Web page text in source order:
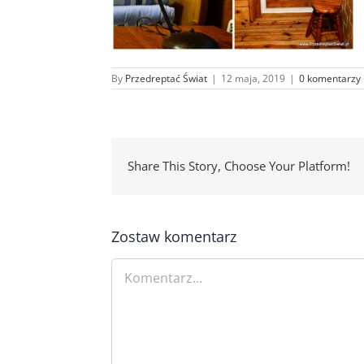
By Przedreptać Świat | 12 maja, 2019 | 0 komentarzy
Share This Story, Choose Your Platform!
Zostaw komentarz
Comment